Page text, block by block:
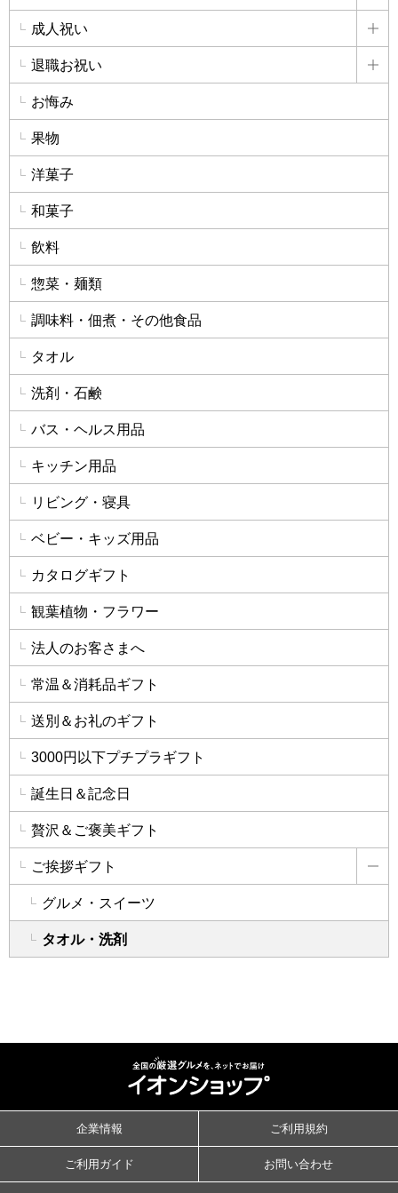
成人祝い
詳
退職お祝い
詳
お悔み
果物
洋菓子
和菓子
飲料
惣菜・麺類
調味料・佃煮・その他食品
タオル
洗剤・石鹸
バス・ヘルス用品
キッチン用品
リビング・寝具
ベビー・キッズ用品
カタログギフト
観葉植物・フラワー
法人のお客さまへ
常温＆消耗品ギフト
送別＆お礼のギフト
3000円以下プチプラギフト
誕生日＆記念日
贅沢＆ご褒美ギフト
ご挨拶ギフト
グルメ・スイーツ
タオル・洗剤
企業情報 ご利用規約
ご利用ガイド お問い合わせ